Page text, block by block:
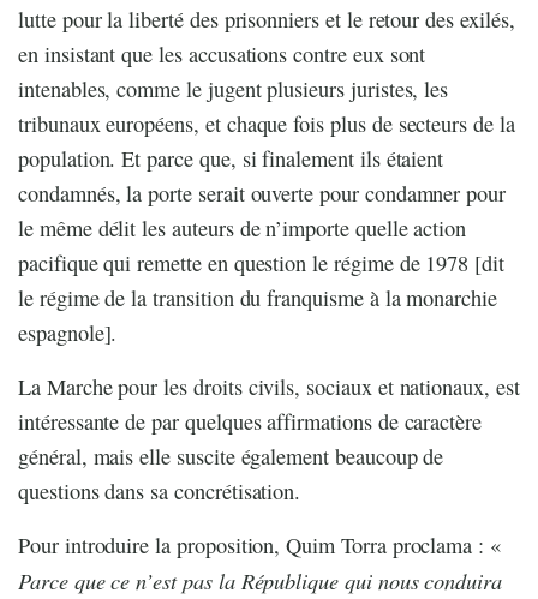
lutte pour la liberté des prisonniers et le retour des exilés,
en insistant que les accusations contre eux sont
intenables, comme le jugent plusieurs juristes, les
tribunaux européens, et chaque fois plus de secteurs de la
population. Et parce que, si finalement ils étaient
condamnés, la porte serait ouverte pour condamner pour
le même délit les auteurs de n’importe quelle action
pacifique qui remette en question le régime de 1978 [dit
le régime de la transition du franquisme à la monarchie
espagnole].
La Marche pour les droits civils, sociaux et nationaux, est
intéressante de par quelques affirmations de caractère
général, mais elle suscite également beaucoup de
questions dans sa concrétisation.
Pour introduire la proposition, Quim Torra proclama : «
Parce que ce n’est pas la République qui nous conduira